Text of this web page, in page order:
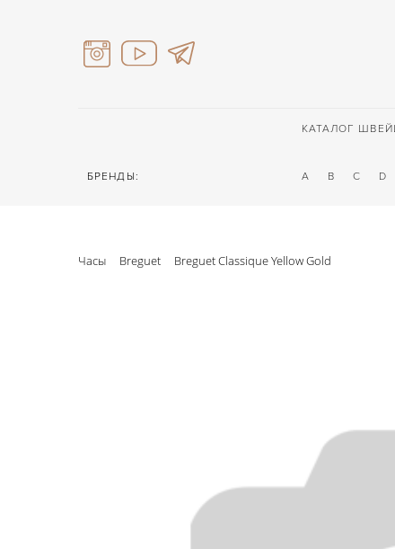
КАТАЛОГ
БРЕНДЫ: A B C D
Часы Breguet Breguet Classique Yellow Gold